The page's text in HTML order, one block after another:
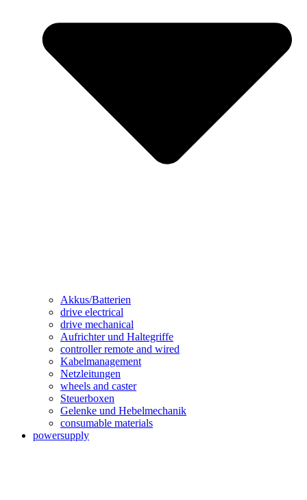
Akkus/Batterien
drive electrical
drive mechanical
Aufrichter und Haltegriffe
controller remote and wired
Kabelmanagement
Netzleitungen
wheels and caster
Steuerboxen
Gelenke und Hebelmechanik
consumable materials
powersupply